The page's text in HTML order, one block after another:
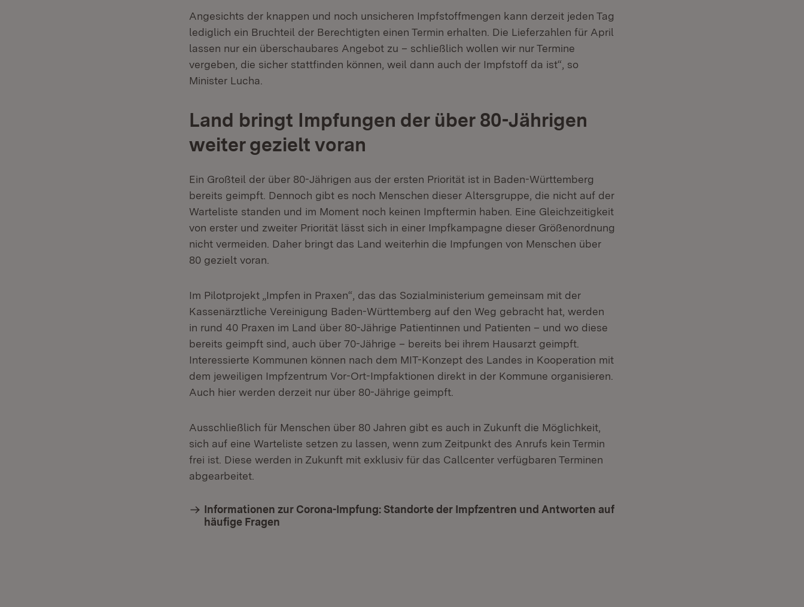
Angesichts der knappen und noch unsicheren Impfstoffmengen kann derzeit jeden Tag
lediglich ein Bruchteil der Berechtigten einen Termin erhalten. Die Lieferzahlen für April
lassen nur ein überschaubares Angebot zu – schließlich wollen wir nur Termine
vergeben, die sicher stattfinden können, weil dann auch der Impfstoff da ist“, so
Minister Lucha.
Land bringt Impfungen der über 80-Jährigen
weiter gezielt voran
Ein Großteil der über 80-Jährigen aus der ersten Priorität ist in Baden-Württemberg
bereits geimpft. Dennoch gibt es noch Menschen dieser Altersgruppe, die nicht auf der
Warteliste standen und im Moment noch keinen Impftermin haben. Eine Gleichzeitigkeit
von erster und zweiter Priorität lässt sich in einer Impfkampagne dieser Größenordnung
nicht vermeiden. Daher bringt das Land weiterhin die Impfungen von Menschen über
80 gezielt voran.
Im Pilotprojekt „Impfen in Praxen“, das das Sozialministerium gemeinsam mit der
Kassenärztliche Vereinigung Baden-Württemberg auf den Weg gebracht hat, werden
in rund 40 Praxen im Land über 80-Jährige Patientinnen und Patienten – und wo diese
bereits geimpft sind, auch über 70-Jährige – bereits bei ihrem Hausarzt geimpft.
Interessierte Kommunen können nach dem MIT-Konzept des Landes in Kooperation mit
dem jeweiligen Impfzentrum Vor-Ort-Impfaktionen direkt in der Kommune organisieren.
Auch hier werden derzeit nur über 80-Jährige geimpft.
Ausschließlich für Menschen über 80 Jahren gibt es auch in Zukunft die Möglichkeit,
sich auf eine Warteliste setzen zu lassen, wenn zum Zeitpunkt des Anrufs kein Termin
frei ist. Diese werden in Zukunft mit exklusiv für das Callcenter verfügbaren Terminen
abgearbeitet.
Informationen zur Corona-Impfung: Standorte der Impfzentren und Antworten auf
häufige Fragen